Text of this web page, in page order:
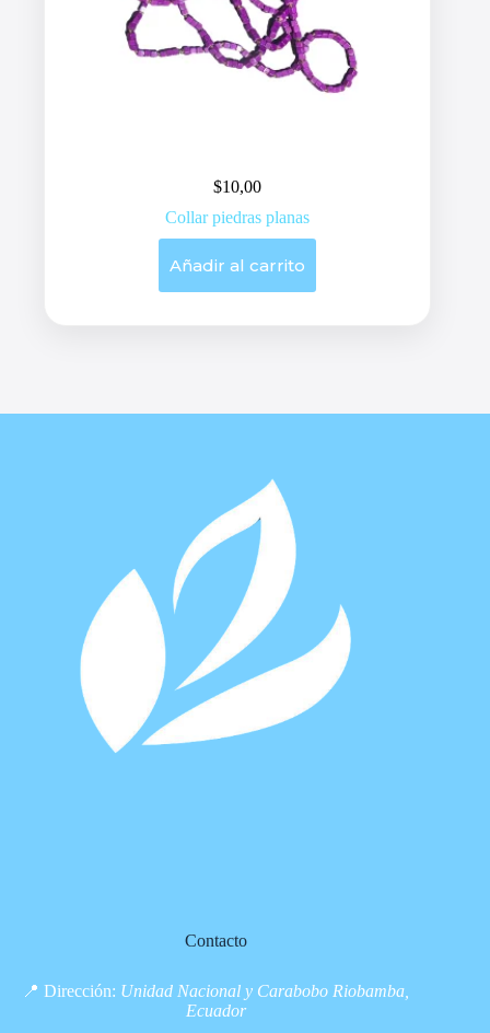
$10,00
Collar piedras planas
Añadir al carrito
Contacto
📍 Dirección: Unidad Nacional y Carabobo Riobamba,
Ecuador